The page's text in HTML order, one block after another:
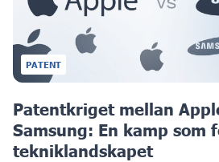
PATENT
Patentkriget mellan
Samsung: En kamp som
tekniklandskapet